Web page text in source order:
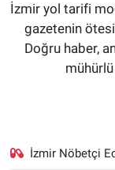
İzmir yol tarifi
gazetenin
Doğru haber,
İzmir Nöbetçi